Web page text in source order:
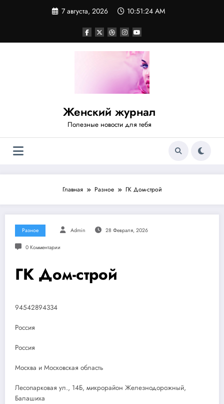
7 августа, 2026 10:51:24 AM
Женский журнал
Полезные новости для тебя
Главная Разное ГК Дом-строй
Разное Admin 28 Февраля, 2026
0 Комментарии
ГК Дом-строй
94542894334
Россия
Россия
Москва и Московская область
Лесопарковая ул., 14Б, микрорайон Железнодорожный,
Балашиха